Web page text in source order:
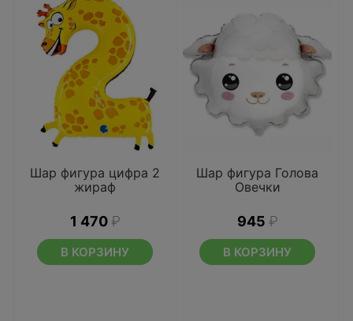
Шар фигура цифра 2
жираф
1 470 ₽
В КОРЗИНУ
Шар фигура Голова
Овечки
945 ₽
В КОРЗИНУ